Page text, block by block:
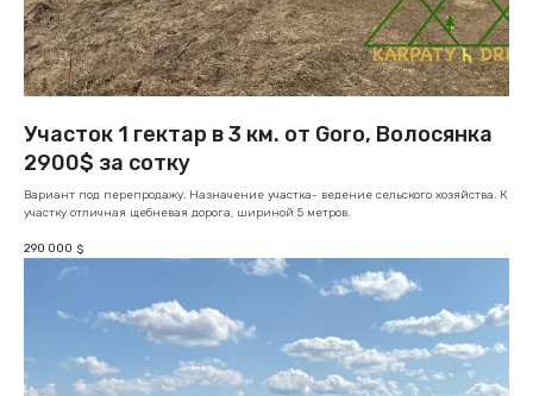
Участок 1 гектар в 3 км. от Goro, Волосянка
2900$ за сотку
Вариант под перепродажу. Назначение участка- ведение сельского хозяйства. К
участку отличная щебневая дорога, шириной 5 метров.
290 000 $